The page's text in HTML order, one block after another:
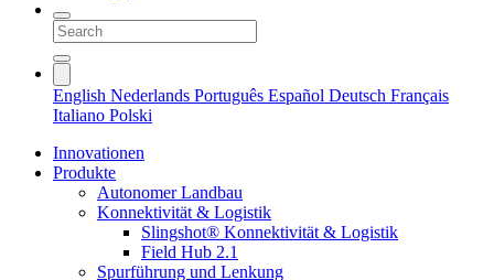
English Nederlands Português Español Deutsch Français
Italiano Polski
Innovationen
Produkte
Autonomer Landbau
Konnektivität & Logistik
Slingshot® Konnektivität & Logistik
Field Hub 2.1
Spurführung und Lenkung